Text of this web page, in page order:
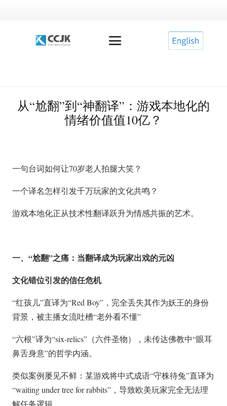
从“尬翻”到“神翻译”：游戏本地化的
情绪价值值10亿？
一句台词如何让70岁老人拍腿大笑？
一个译名怎样引发千万玩家的文化共鸣？
游戏本地化正从技术性翻译跃升为情感共振的艺术。
一、“尬翻”之痛：当翻译成为玩家出戏的元凶
文化错位引发的信任危机
“红孩儿”直译为“Red Boy”，完全丢失其作为妖王的身份
背景，被主播女流吐槽“老外看不懂”
“六根”译为“six-relics”（六件圣物），未传达佛教中“眼耳
鼻舌身意”的哲学内涵。
类似案例屡见不鲜：某游戏将中式成语“守株待兔”直译为
“waiting under tree for rabbits”，导致欧美玩家完全无法理
解任务逻辑。